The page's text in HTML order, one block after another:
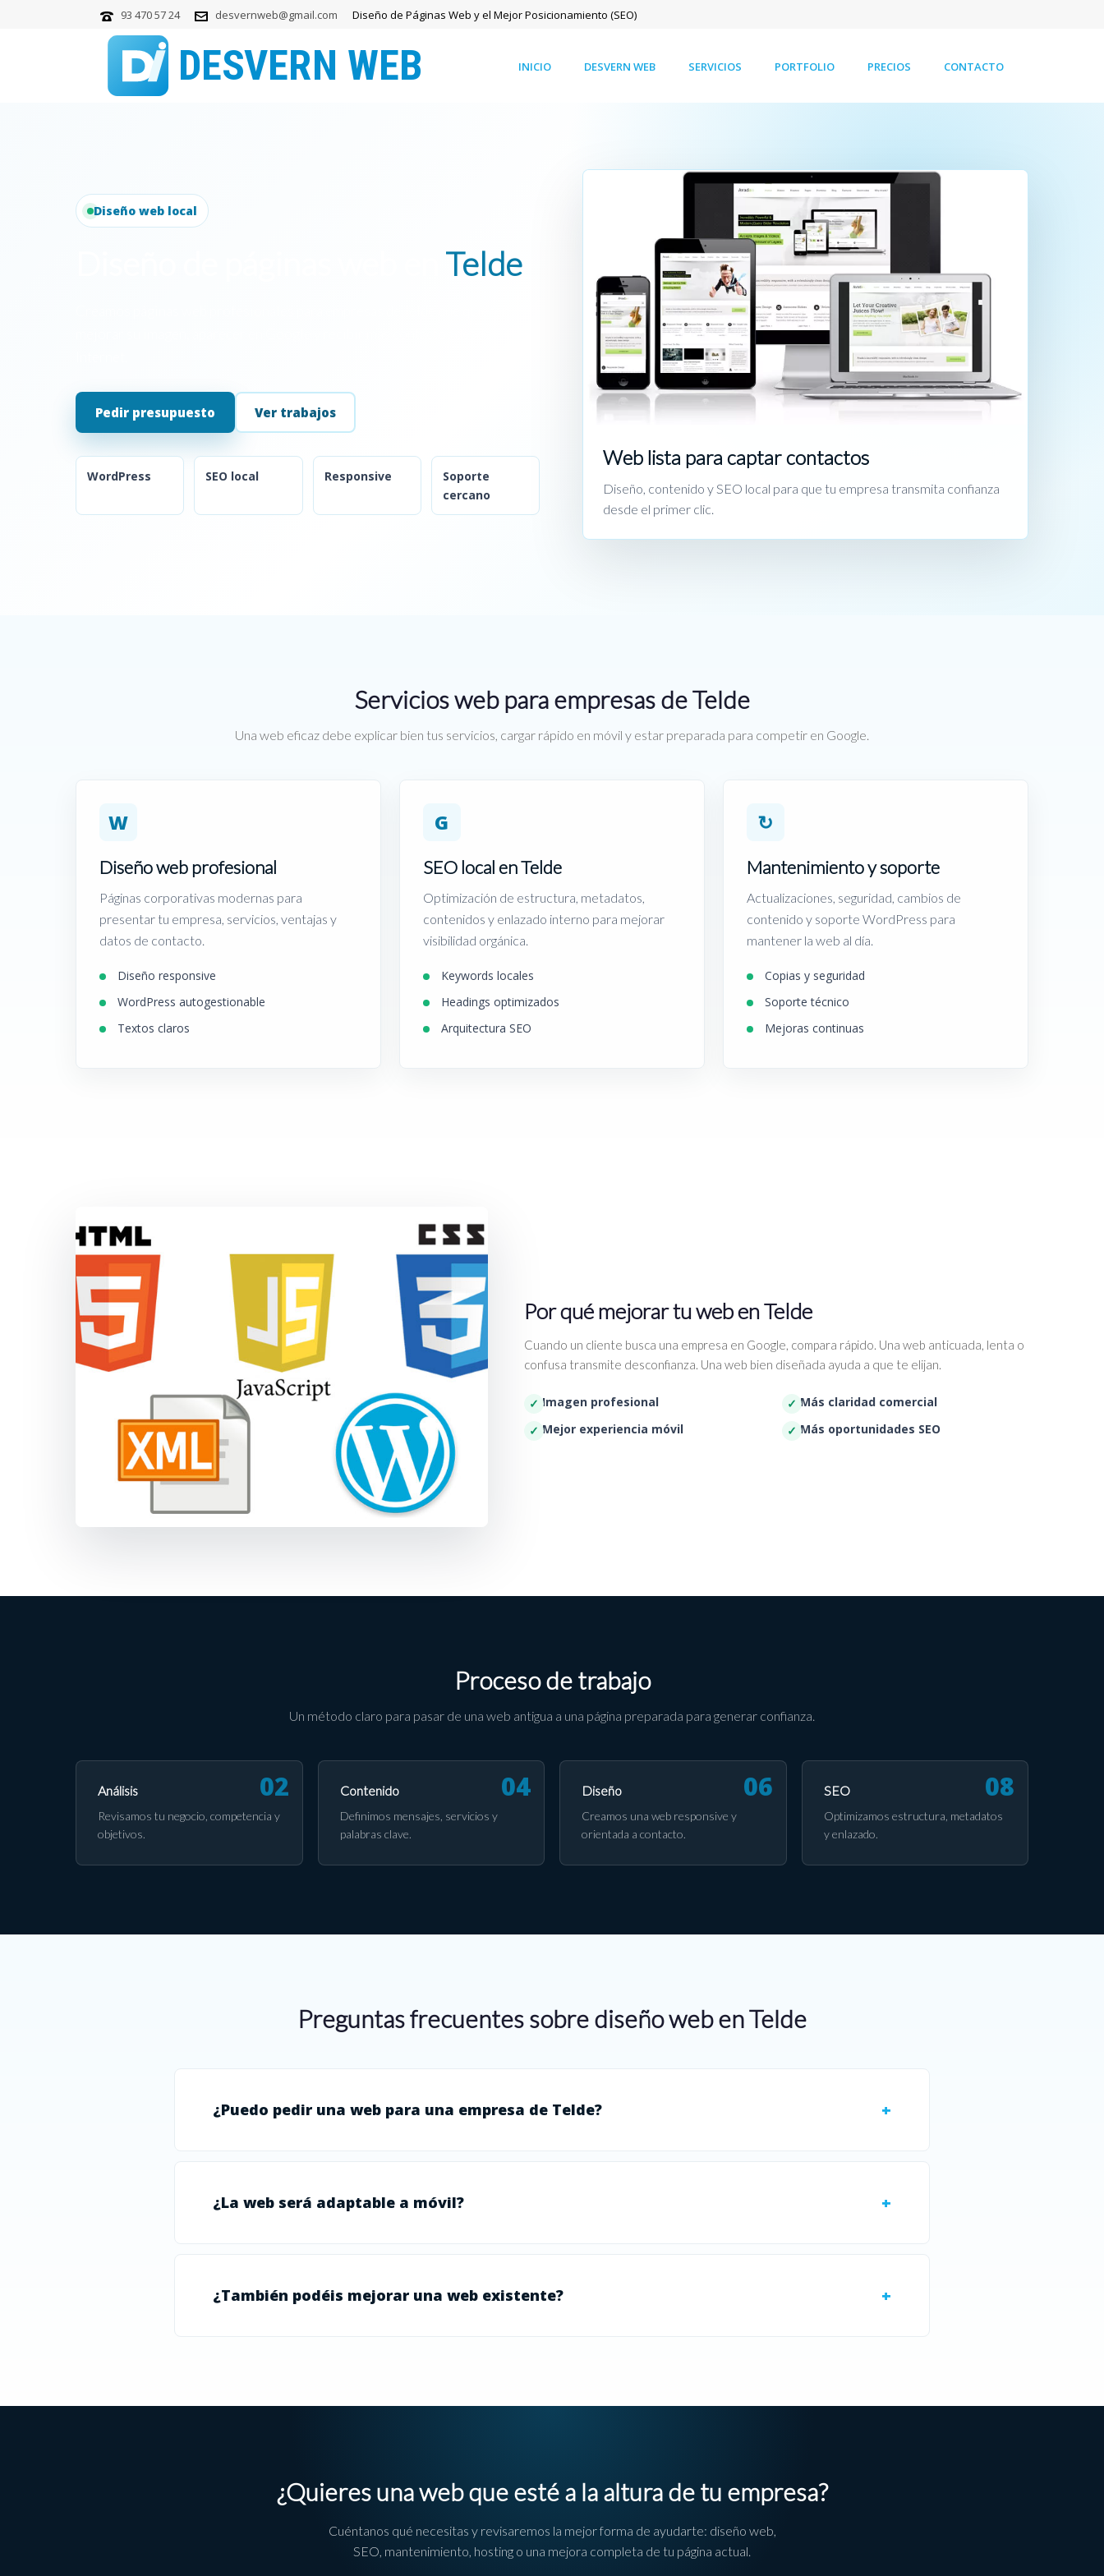
93 470 57 24 desvernweb@gmail.com Diseño de Páginas Web y el Mejor Posicionamiento (SEO)
INICIO DESVERN WEB SERVICIOS PORTFOLIO PRECIOS CONTACTO
Diseño web local
Telde
Pedir presupuesto Ver trabajos
WordPress SEO local Responsive
Soporte
cercano
Web lista para captar contactos
Diseño, contenido y SEO local para que tu empresa transmita confianza
desde el primer clic.
Servicios web para empresas de Telde
Una web eficaz debe explicar bien tus servicios, cargar rápido en móvil y estar preparada para competir en Google.
W
Diseño web profesional
Páginas corporativas modernas para
presentar tu empresa, servicios, ventajas y
datos de contacto.
Diseño responsive
WordPress autogestionable
Textos claros
G
SEO local en Telde
Optimización de estructura, metadatos,
contenidos y enlazado interno para mejorar
visibilidad orgánica.
Keywords locales
Headings optimizados
Arquitectura SEO
↻
Mantenimiento y soporte
Actualizaciones, seguridad, cambios de
contenido y soporte WordPress para
mantener la web al día.
Copias y seguridad
Soporte técnico
Mejoras continuas
Por qué mejorar tu web en Telde
Cuando un cliente busca una empresa en Google, compara rápido. Una web anticuada, lenta o
confusa transmite desconfianza. Una web bien diseñada ayuda a que te elijan.
Imagen profesional
Más claridad comercial
Mejor experiencia móvil
Más oportunidades SEO
Proceso de trabajo
Un método claro para pasar de una web antigua a una página preparada para generar confianza.
Análisis
Revisamos tu negocio, competencia y
objetivos.
Contenido
Definimos mensajes, servicios y
palabras clave.
Diseño
Creamos una web responsive y
orientada a contacto.
SEO
Optimizamos estructura, metadatos
y enlazado.
Preguntas frecuentes sobre diseño web en Telde
¿Puedo pedir una web para una empresa de Telde?
¿La web será adaptable a móvil?
¿También podéis mejorar una web existente?
¿Quieres una web que esté a la altura de tu empresa?
Cuéntanos qué necesitas y revisaremos la mejor forma de ayudarte: diseño web,
SEO, mantenimiento, hosting o una mejora completa de tu página actual.